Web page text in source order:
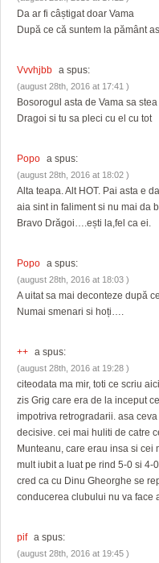
Da ar fi câștigat doar Vama
După ce că suntem la pământ
Vvvhjbb a spus:
(august 28th, 2016 at 17:41 )
Bosorogul asta de Vama sa
Dragoi si tu sa pleci cu el cu tot
Popo a spus:
(august 28th, 2016 at 18:02 )
Alta teapa. Alt HOT. Pai asta e
aia sint in faliment si nu mai da
Bravo Drăgoi….ești la,fel ca ei.
Popo a spus:
(august 28th, 2016 at 18:03 )
A uitat sa mai deconteze după
Numai smenari si hoți….
++ a spus:
(august 28th, 2016 at 19:28 )
citeodata ma mir, toti ce scriu
zis Grig care era de la inceput
impotriva retrogradarii. asa
decisive. cei mai huliti de catre
Munteanu, care erau insa si cei
mult iubit a luat pe rind 5-0 si 4-
cred ca cu Dinu Gheorghe se
conducerea clubului nu va face
pif a spus:
(august 28th, 2016 at 19:45 )